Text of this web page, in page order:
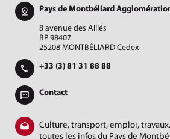
Pays de Montbéliard
8 avenue des Alliés
BP 98407
25208 MONTBÉLIARD Cedex
+33 (3) 81 31 88 88
Contact
Culture, transport, emploi,
toutes les infos du Pays de